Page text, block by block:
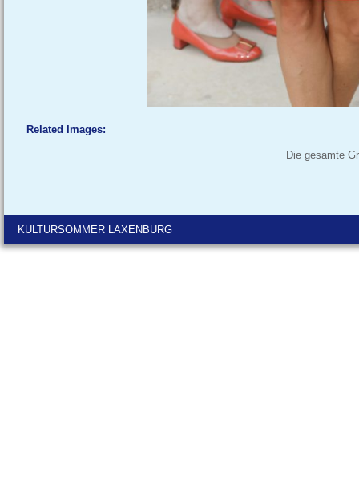
Related Images:
Die gesamte
KULTURSOMMER LAXENBURG